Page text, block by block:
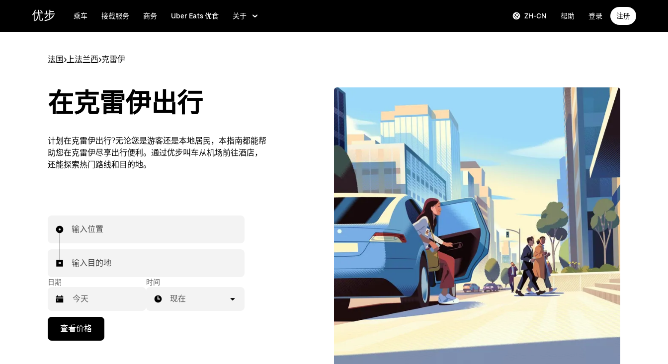
优步 乘车 接载服务 商务 Uber Eats 优食 关于 ZH-CN 帮助 登录 注册
法国>上法兰西>克雷伊
在克雷伊出行
计划在克雷伊出行?无论您是游客还是本地居民，本指南都能帮
助您在克雷伊尽享出行便利。通过优步叫车从机场前往酒店，
还能探索热门路线和目的地。
输入位置
输入目的地
日期
向
时间
现在
查看价格